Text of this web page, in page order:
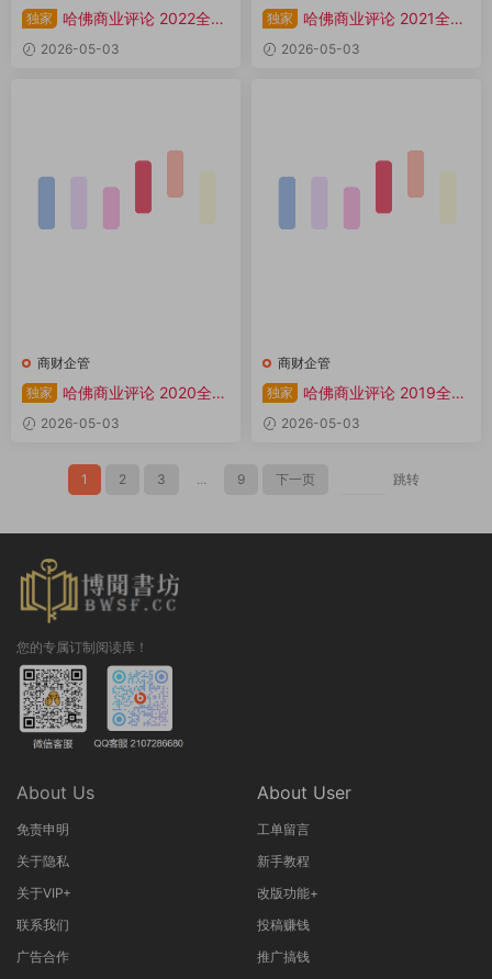
独家
哈佛商业评论 2022全年
共12本 PDF
2026-05-03
独家
哈佛商业评论 2021全年
共12本 PDF
2026-05-03
商财企管
独家
哈佛商业评论 2020全年
共12本 PDF
2026-05-03
商财企管
独家
哈佛商业评论 2019全年
共12本 PDF
2026-05-03
1 2 3 ... 9 下一页 跳转
您的专属订制阅读库！
About Us
免责申明
关于隐私
关于VIP+
联系我们
广告合作
About User
工单留言
新手教程
改版功能+
投稿赚钱
推广搞钱